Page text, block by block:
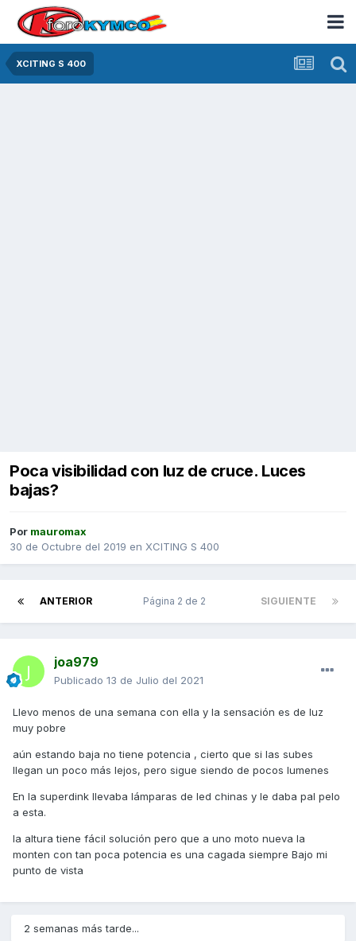
XCITING S 400
Poca visibilidad con luz de cruce. Luces
bajas?
Por mauromax
30 de Octubre del 2019 en XCITING S 400
ANTERIOR SIGUIENTE
Página 2 de 2
joa979
Publicado 13 de Julio del 2021
Llevo menos de una semana con ella y la sensación es de luz
muy pobre
aún estando baja no tiene potencia , cierto que si las subes
llegan un poco más lejos, pero sigue siendo de pocos lumenes
En la superdink llevaba lámparas de led chinas y le daba pal pelo
a esta.
la altura tiene fácil solución pero que a uno moto nueva la
monten con tan poca potencia es una cagada siempre Bajo mi
punto de vista
2 semanas más tarde...